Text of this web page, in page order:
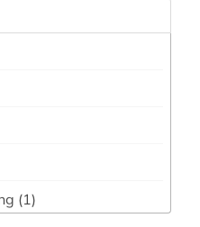
Chemie und Pharmazie (0)kirchliche eheschließung (1)